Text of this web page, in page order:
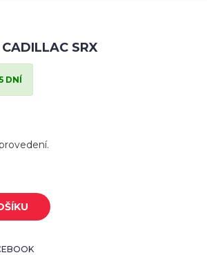
SRX
DNÍ